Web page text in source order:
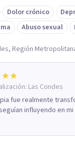
Dolor crónico
Abuso sexual
Región
Las Condes
fue realmente
influyendo en